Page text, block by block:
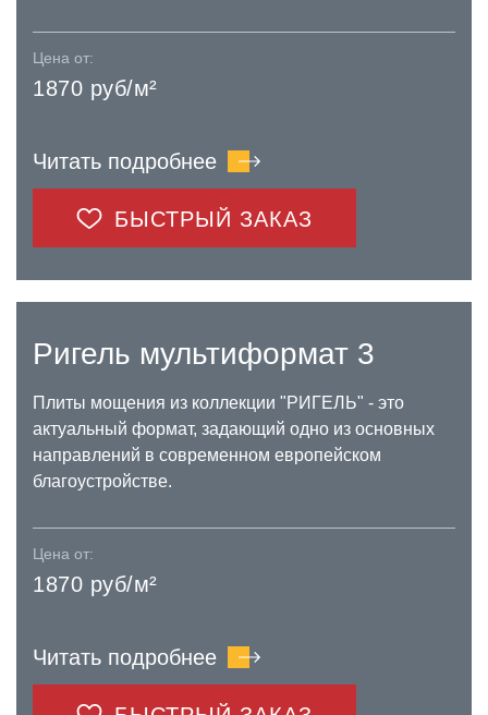
Цена от:
1870 руб/м²
Читать подробнее
БЫСТРЫЙ ЗАКАЗ
Ригель мультиформат 3
Плиты мощения из коллекции "РИГЕЛЬ" - это
актуальный формат, задающий одно из основных
направлений в современном европейском
благоустройстве.
Цена от:
1870 руб/м²
Читать подробнее